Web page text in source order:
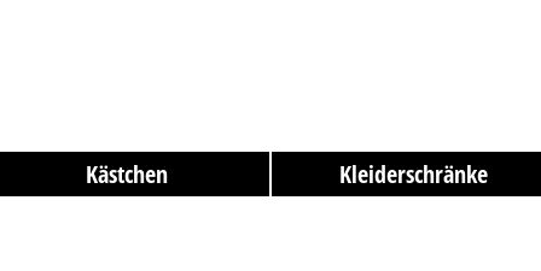
Kästchen Kleiderschränke